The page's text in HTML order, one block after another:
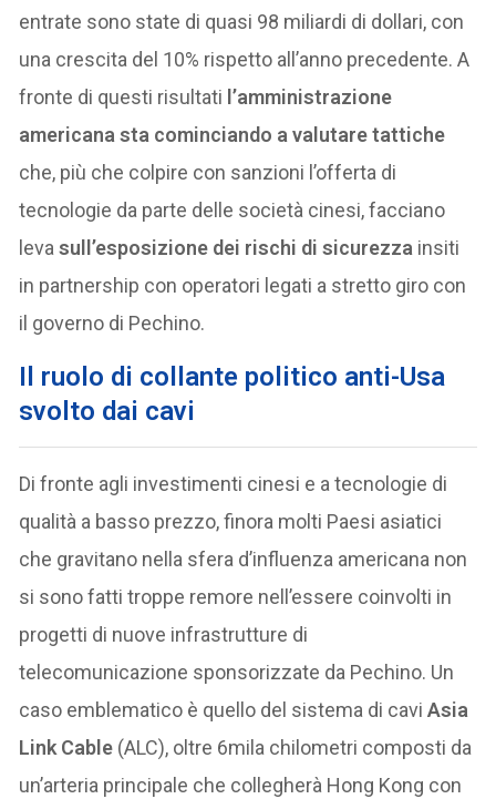
entrate sono state di quasi 98 miliardi di dollari, con
una crescita del 10% rispetto all’anno precedente. A
fronte di questi risultati l’amministrazione
americana sta cominciando a valutare tattiche
che, più che colpire con sanzioni l’offerta di
tecnologie da parte delle società cinesi, facciano
levasull’esposizione dei rischi di sicurezza insiti
in partnership con operatori legati a stretto giro con
il governo di Pechino.
Il ruolo di collante politico anti-Usa
svolto dai cavi
Di fronte agli investimenti cinesi e a tecnologie di
qualità a basso prezzo, finora molti Paesi asiatici
che gravitano nella sfera d’influenza americana non
si sono fatti troppe remore nell’essere coinvolti in
progetti di nuove infrastrutture di
telecomunicazione sponsorizzate da Pechino. Un
caso emblematico è quello del sistema di caviAsia
Link Cable (ALC), oltre 6mila chilometri composti da
un’arteria principale che collegherà Hong Kong con